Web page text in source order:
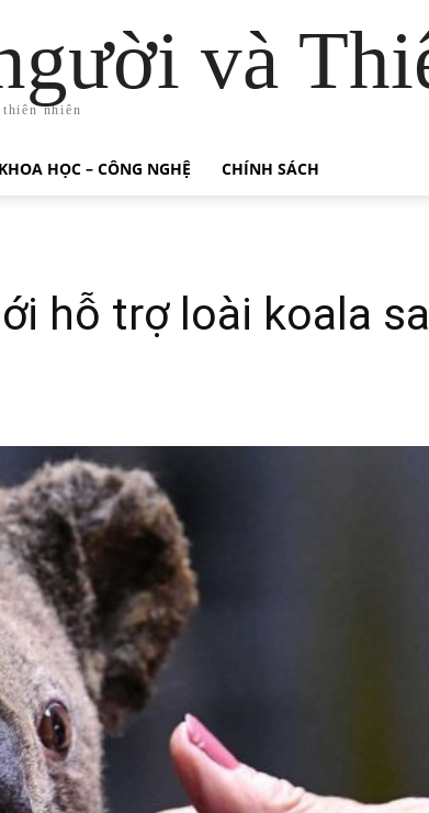
và
nhiên
KHOA HỌC – CÔNG NGHỆ CHÍNH SÁCH
hỗ trợ loài koala